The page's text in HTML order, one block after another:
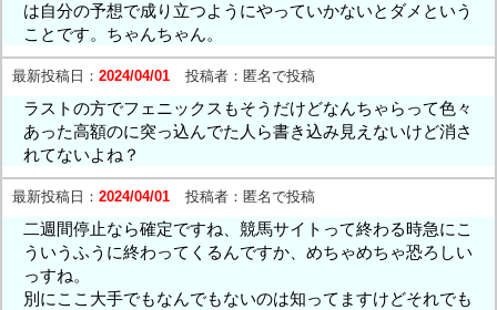
は自分の予想で成り立つようにやっていかないとダメという
ことです。ちゃんちゃん。
最新投稿日： 2024/04/01 投稿者： 匿名で投稿
ラストの方でフェニックスもそうだけどなんちゃらって色々
あった高額のに突っ込んでた人ら書き込み見えないけど消さ
れてないよね？
最新投稿日： 2024/04/01 投稿者： 匿名で投稿
二週間停止なら確定ですね、競馬サイトって終わる時急にこ
ういうふうに終わってくるんですか、めちゃめちゃ恐ろしい
っすね。
別にここ大手でもなんでもないのは知ってますけどそれでも